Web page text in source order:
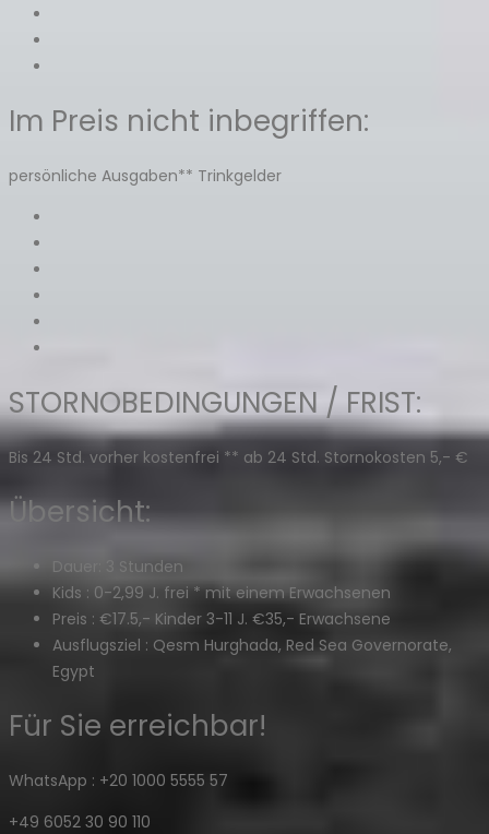
Im Preis nicht inbegriffen:
persönliche Ausgaben** Trinkgelder
STORNOBEDINGUNGEN / FRIST:
Bis 24 Std. vorher kostenfrei ** ab 24 Std. Stornokosten 5,- €
Übersicht:
Dauer:
3 Stunden
Kids : 0-2,99 J. frei * mit einem Erwachsenen
Preis : €17.5,- Kinder 3-11 J. €35,- Erwachsene
Ausflugsziel : Qesm Hurghada, Red Sea Governorate,
Egypt
Für Sie erreichbar!
WhatsApp : +20 1000 5555 57
+49 6052 30 90 110